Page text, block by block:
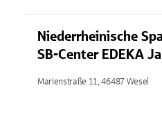
Niederrheinische
SB-Center EDEKA
Marienstraße 11, 46487 Wesel